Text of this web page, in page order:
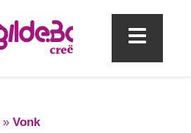
» Vonk